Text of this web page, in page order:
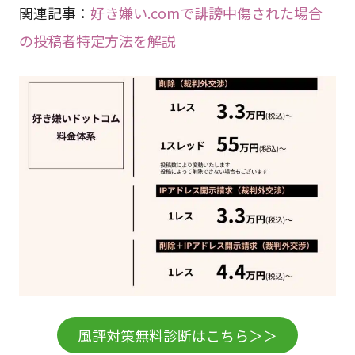
関連記事： 好き嫌い.comで誹謗中傷された場合
の投稿者特定方法を解説
風評対策無料診断はこちら＞＞